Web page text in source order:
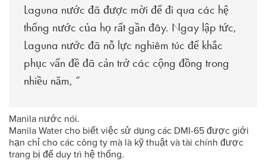
Laguna nước đã được mời để đi qua các hệ
thống nước của họ rất gần đây. Ngay lập tức,
Laguna nước đã nỗ lực nghiêm túc để khắc
phục vấn đề đã cản trở các cộng đồng trong
nhiều năm, “
Manila nước nói.
Manila Water cho biết việc sử dụng các DMI-65 được giới
hạn chỉ cho các công ty mà là kỹ thuật và tài chính được
trang bị để duy trì hệ thống.